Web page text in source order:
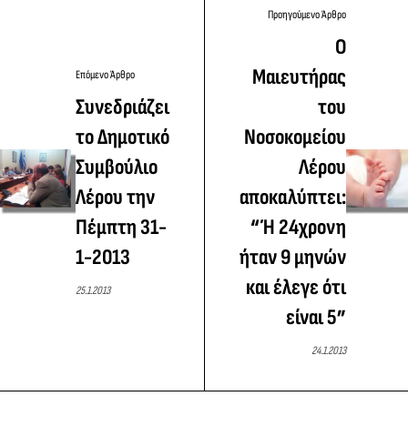
Επόμενο Άρθρο
Συνεδριάζει
το Δημοτικό
Συμβούλιο
Λέρου την
Πέμπτη 31-
1-2013
25.1.2013
Προηγούμενο Άρθρο
O
Μαιευτήρας
του
Νοσοκομείου
Λέρου
αποκαλύπτει:
“Ή 24χρονη
ήταν 9 μηνών
και έλεγε ότι
είναι 5”
24.1.2013